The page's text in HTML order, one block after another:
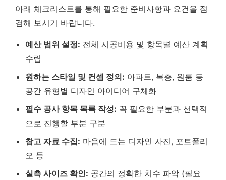
아래 체크리스트를 통해 필요한 준비사항과 요건을 점
검해 보시기 바랍니다.
예산 범위 설정: 전체 시공비용 및 항목별 예산 계획
수립
원하는 스타일 및 컨셉 정의: 아파트, 복층, 원룸 등
공간 유형별 디자인 아이디어 구체화
필수 공사 항목 목록 작성: 꼭 필요한 부분과 선택적
으로 진행할 부분 구분
참고 자료 수집: 마음에 드는 디자인 사진, 포트폴리
오 등
실측 사이즈 확인: 공간의 정확한 치수 파악 (필요